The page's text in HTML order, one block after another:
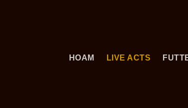
HOAM LIVE ACTS